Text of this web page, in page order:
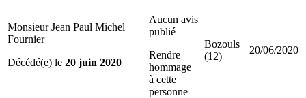
Monsieur Jean Paul Michel
Fournier
Décédé(e) le 20 juin 2020
Aucun avis
publié
Rendre
hommage
à cette
personne
Bozouls
(12)
20/06/2020